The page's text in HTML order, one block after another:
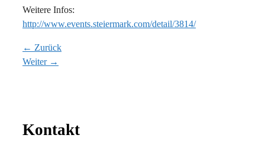
Weitere Infos:
http://www.events.steiermark.com/detail/3814/
← Zurück
Weiter →
Kontakt